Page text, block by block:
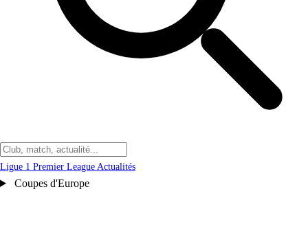
Ligue 1 Premier League Actualités
Coupes d'Europe